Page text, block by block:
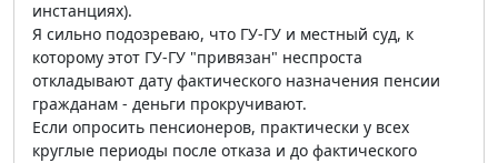
инстанциях).
Я сильно подозреваю, что ГУ-ГУ и местный суд, к
которому этот ГУ-ГУ "привязан" неспроста
откладывают дату фактического назначения пенсии
гражданам - деньги прокручивают.
Если опросить пенсионеров, практически у всех
круглые периоды после отказа и до фактического